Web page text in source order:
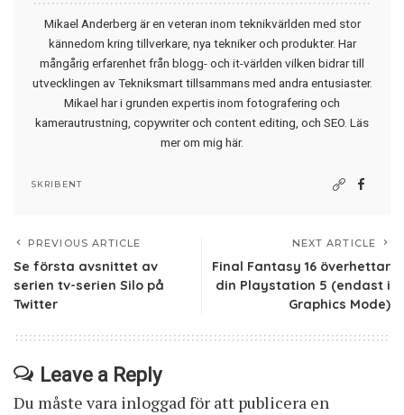
Mikael Anderberg är en veteran inom teknikvärlden med stor
kännedom kring tillverkare, nya tekniker och produkter. Har
mångårig erfarenhet från blogg- och it-världen vilken bidrar till
utvecklingen av Tekniksmart tillsammans med andra entusiaster.
Mikael har i grunden expertis inom fotografering och
kamerautrustning, copywriter och content editing, och SEO. Läs
mer om mig här.
SKRIBENT
PREVIOUS ARTICLE
Se första avsnittet av
serien tv-serien Silo på
Twitter
NEXT ARTICLE
Final Fantasy 16 överhettar
din Playstation 5 (endast i
Graphics Mode)
Leave a Reply
Du måste vara inloggadför att publicera en